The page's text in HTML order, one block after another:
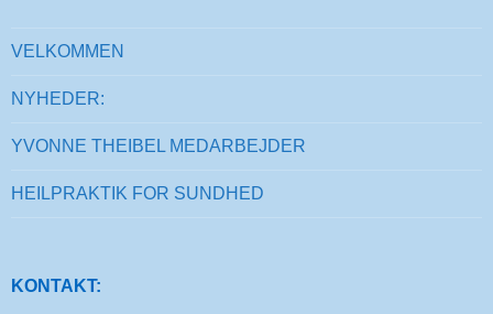
VELKOMMEN
NYHEDER:
YVONNE THEIBEL MEDARBEJDER
HEILPRAKTIK FOR SUNDHED
KONTAKT: